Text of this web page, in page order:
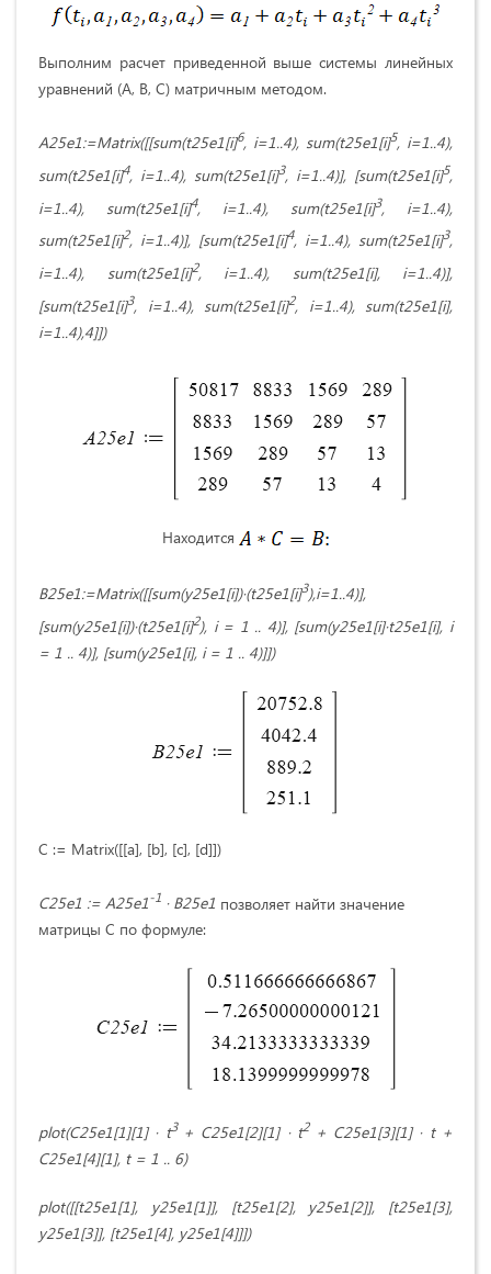
Выполним расчет приведенной выше системы линейных
уравнений (А, В, С) матричным методом.
A25e1:=Matrix([[sum(t25e1[i]6, i=1..4), sum(t25e1[i]5, i=1..4),
sum(t25e1[i]4, i=1..4), sum(t25e1[i]3, i=1..4)], [sum(t25e1[i]5,
i=1..4), sum(t25e1[i]4, i=1..4), sum(t25e1[i]3, i=1..4),
sum(t25e1[i]2, i=1..4)], [sum(t25e1[i]4, i=1..4), sum(t25e1[i]3,
i=1..4), sum(t25e1[i]2, i=1..4), sum(t25e1[i], i=1..4)],
[sum(t25e1[i]3, i=1..4), sum(t25e1[i]2, i=1..4), sum(t25e1[i],
i=1..4),4]])
Находится
B25e1:=Matrix([[sum(y25e1[i])·(t25e1[i]3),i=1..4)],
[sum(y25e1[i])·(t25e1[i]2), i = 1 .. 4)], [sum(y25e1[i]·t25e1[i], i
= 1 .. 4)], [sum(y25e1[i], i = 1 .. 4)]])
C := Matrix([[a], [b], [c], [d]])
C25e1 := A25e1-1 · B25e1 позволяет найти значение
матрицы C по формуле:
plot(C25e1[1][1] · t3 + C25e1[2][1] · t2 + C25e1[3][1] · t +
C25e1[4][1], t = 1 .. 6)
plot([[t25e1[1], y25e1[1]], [t25e1[2], y25e1[2]], [t25e1[3],
y25e1[3]], [t25e1[4], y25e1[4]]])